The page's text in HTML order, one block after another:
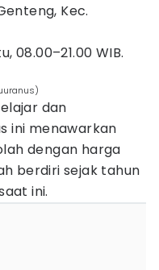
Kec.
08.00–21.00 WIB.
dan
ini menawarkan
dengan harga
berdiri sejak tahun
ini.